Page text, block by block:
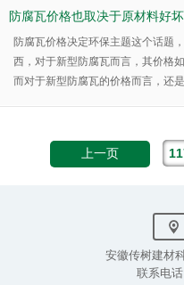
差异。将如何来看待这一问题，现
防腐瓦价格也取决于原材料好
防腐瓦价格决定环保主题这个话题
西，对于新型防腐瓦而言，其价格
而对于新型防腐瓦的价格而言，还
上一页
安徽传树建材
联系电